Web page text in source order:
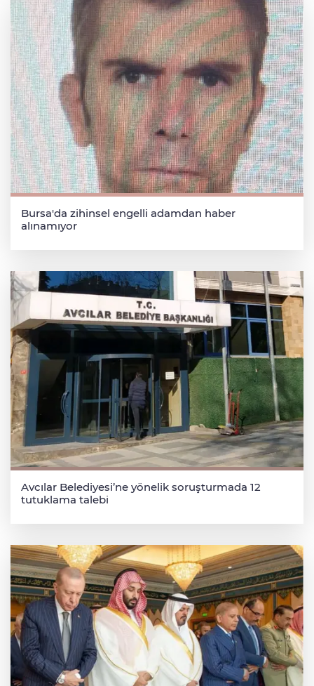
Bursa'da zihinsel engelli adamdan haber
alınamıyor
Avcılar Belediyesi’ne yönelik soruşturmada 12
tutuklama talebi